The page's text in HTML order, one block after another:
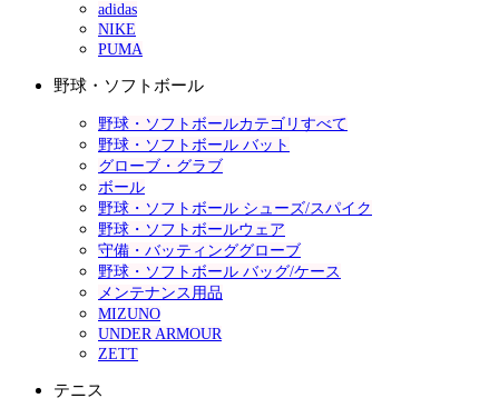
adidas
NIKE
PUMA
野球・ソフトボール
野球・ソフトボールカテゴリすべて
野球・ソフトボール バット
グローブ・グラブ
ボール
野球・ソフトボール シューズ/スパイク
野球・ソフトボールウェア
守備・バッティンググローブ
野球・ソフトボール バッグ/ケース
メンテナンス用品
MIZUNO
UNDER ARMOUR
ZETT
テニス